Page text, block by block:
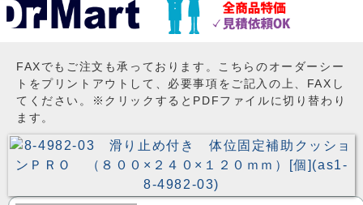
FAXでもご注文も承っております。こちらのオーダーシー
トをプリントアウトして、必要事項をご記入の上、FAXし
てください。※クリックするとPDFファイルに切り替わり
ます。